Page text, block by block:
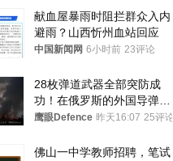
献血屋暴雨时阻拦群众入内
避雨？山西忻州血站回应
中国新闻网 6小时前 23评论
28枚弹道武器全部突防成
功！在俄罗斯的外国导弹发
射车都是合法打击目标
鹰眼Defence 昨天16:07 25评论
佛山一中学教师招聘，笔试